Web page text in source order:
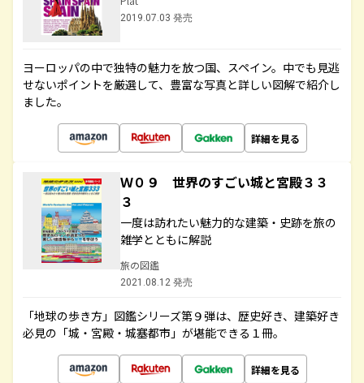
2019.07.03 発売
ヨーロッパの中で独特の魅力を放つ国、スペイン。中でも見逃
せないポイントを厳選して、豊富な写真と詳しい図解で紹介し
ました。
詳細を見る
Ｗ０９ 世界のすごい城と宮殿３３
３
一度は訪れたい魅力的な建築・史跡を旅の
雑学とともに解説
旅の図鑑
2021.08.12 発売
「地球の歩き方」図鑑シリーズ第９弾は、歴史好き、建築好き
必見の「城・宮殿・城塞都市」が堪能できる１冊。
詳細を見る